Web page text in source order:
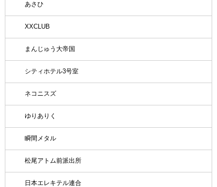
あさひ
XXCLUB
まんじゅう大帝国
シティホテル3号室
ネコニスズ
ゆりありく
瞬間メタル
松尾アトム前派出所
日本エレキテル連合